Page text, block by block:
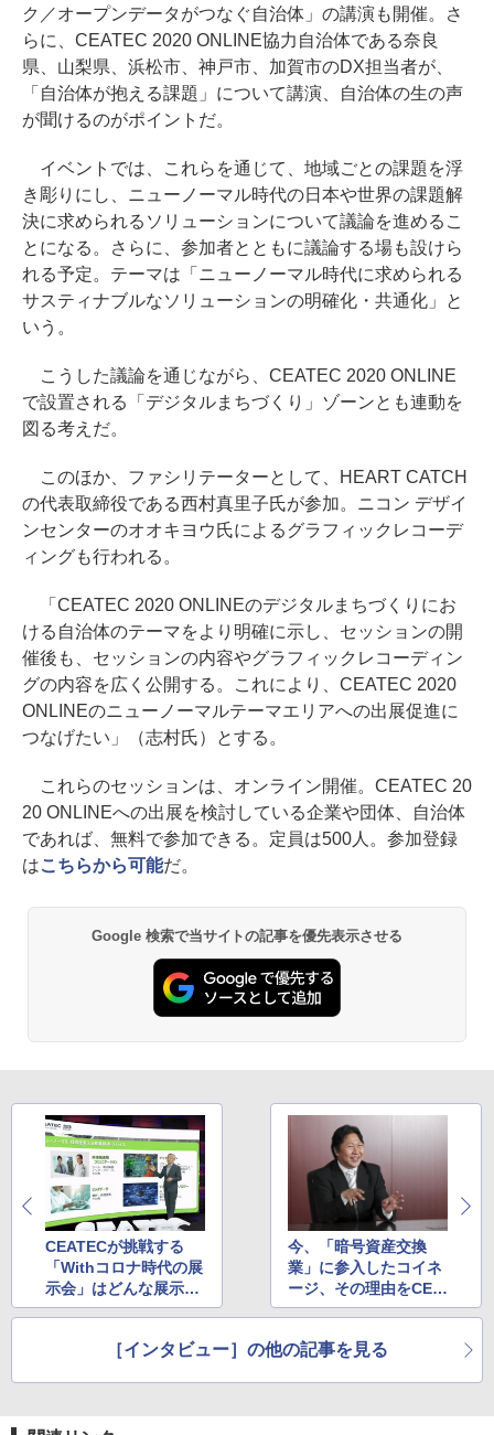
ク／オープンデータがつなぐ自治体」の講演も開催。さ
らに、CEATEC 2020 ONLINE協力自治体である奈良
県、山梨県、浜松市、神戸市、加賀市のDX担当者が、
「自治体が抱える課題」について講演、自治体の生の声
が聞けるのがポイントだ。
イベントでは、これらを通じて、地域ごとの課題を浮
き彫りにし、ニューノーマル時代の日本や世界の課題解
決に求められるソリューションについて議論を進めるこ
とになる。さらに、参加者とともに議論する場も設けら
れる予定。テーマは「ニューノーマル時代に求められる
サスティナブルなソリューションの明確化・共通化」と
いう。
こうした議論を通じながら、CEATEC 2020 ONLINE
で設置される「デジタルまちづくり」ゾーンとも連動を
図る考えだ。
このほか、ファシリテーターとして、HEART CATCH
の代表取締役である西村真里子氏が参加。ニコン デザイ
ンセンターのオオキヨウ氏によるグラフィックレコーデ
ィングも行われる。
「CEATEC 2020 ONLINEのデジタルまちづくりにお
ける自治体のテーマをより明確に示し、セッションの開
催後も、セッションの内容やグラフィックレコーディン
グの内容を広く公開する。これにより、CEATEC 2020
ONLINEのニューノーマルテーマエリアへの出展促進に
つなげたい」（志村氏）とする。
これらのセッションは、オンライン開催。CEATEC 20
20 ONLINEへの出展を検討している企業や団体、自治体
であれば、無料で参加できる。定員は500人。参加登録
はこちらから可能だ。
Google 検索で当サイトの記事を優先表示させる
CEATECが挑戦する
「Withコロナ時代の展
示会」はどんな展示会
なのか？ 秋のオンライ
今、「暗号資産交換
業」に参入したコイネ
ージ、その理由をCEO
奥山泰全氏に聞いてみ
代、国民一般が利用す
［インタビュー］の他の記事を見る